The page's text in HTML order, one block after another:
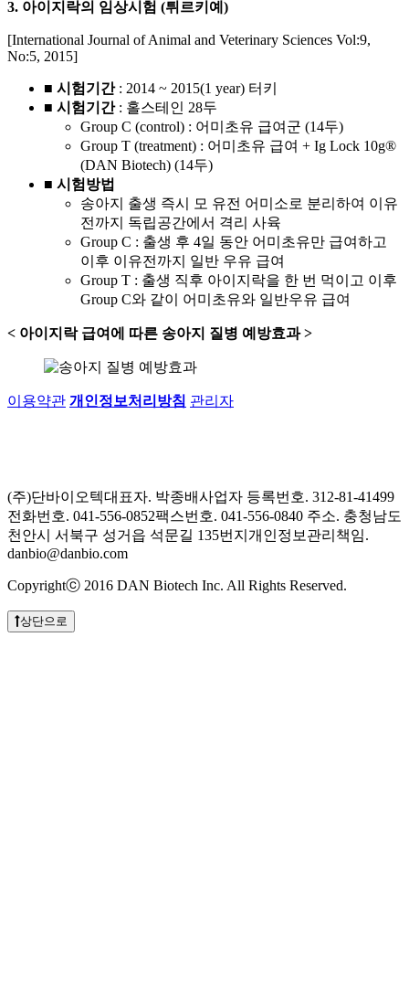
3. 아이지락의 임상시험 (튀르키예)
[International Journal of Animal and Veterinary Sciences Vol:9,
No:5, 2015]
■ 시험기간: 2014 ~ 2015(1 year) 터키
■ 시험기간: 홀스테인 28두
Group C (control) : 어미초유 급여군 (14두)
Group T (treatment) : 어미초유 급여 + Ig Lock 10g®
(DAN Biotech) (14두)
■ 시험방법
송아지 출생 즉시 모 유전 어미소로 분리하여 이유
전까지 독립공간에서 격리 사육
Group C : 출생 후 4일 동안 어미초유만 급여하고
이후 이유전까지 일반 우유 급여
Group T : 출생 직후 아이지락을 한 번 먹이고 이후
Group C와 같이 어미초유와 일반우유 급여
< 아이지락 급여에 따른 송아지 질병 예방효과 >
이용약관 개인정보처리방침 관리자
(주)단바이오텍대표자. 박종배사업자 등록번호. 312-81-41499
전화번호. 041-556-0852팩스번호. 041-556-0840 주소. 충청남도
천안시 서북구 성거읍 석문길 135번지 개인정보관리책임.
danbio@danbio.com
Copyrightⓒ 2016 DAN Biotech Inc. All Rights Reserved.
상단으로